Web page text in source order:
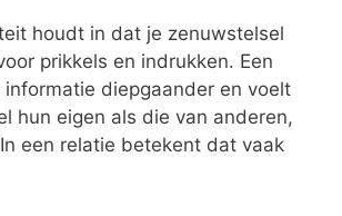
houdt in dat je zenuwstelsel
prikkels en indrukken. Een
informatie diepgaander en voelt
hun eigen als die van anderen,
een relatie betekent dat vaak